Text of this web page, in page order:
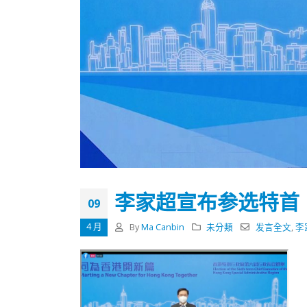
09
4 月
李家超宣布参选特
By Ma Canbin 未分類 发言全文,李
香港全港各区工商联永远名誉
会长吴锡有出席2023首届中国
(深圳)乡村振兴产业博览会开幕
選舉日
2023-